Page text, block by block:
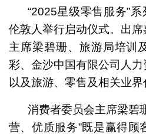
“2025星级零售服务”
伦敦人举行启动仪式。出
主席梁碧珊、旅游局培训
彩、金沙中国有限公司人
以及旅游、零售及相关业界
消费者委员会主席梁碧
营、优质服务”既是赢得顾